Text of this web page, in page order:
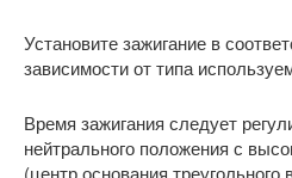
Установите зажигание в
зависимости от типа
Время зажигания следует
нейтрального положения с
(центр основания